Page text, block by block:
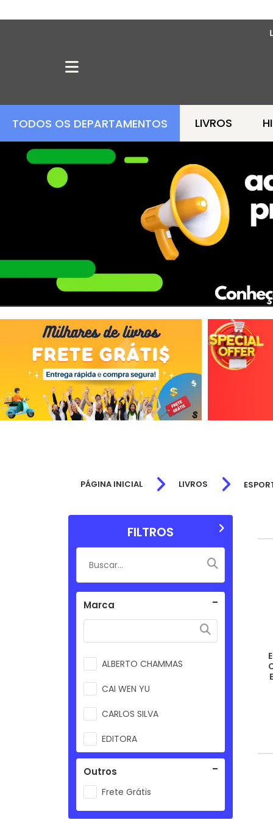
TODOS OS DEPARTAMENTOS LIVROS
PÁGINA INICIAL LIVROS
FILTROS
Marca
ALBERTO CHAMMAS
CAI WEN YU
CARLOS SILVA
EDITORA
JAMIL CHADE
JOSE ANTONIO RAMALHO
Outros
Frete Grátis